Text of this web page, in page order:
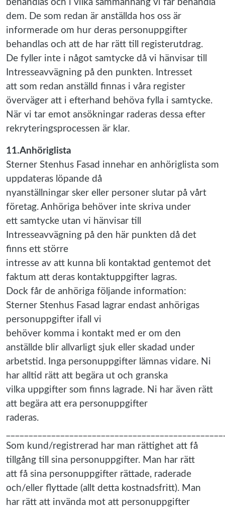
behandlas och i vilka sammanhang vi får behandla
dem. De som redan är anställda hos oss är
informerade om hur deras personuppgifter
behandlas och att de har rätt till registerutdrag.
De fyller inte i något samtycke då vi hänvisar till
Intresseavvägning på den punkten. Intresset
att som redan anställd finnas i våra register
överväger att i efterhand behöva fylla i samtycke.
När vi tar emot ansökningar raderas dessa efter
rekryteringsprocessen är klar.
11.Anhöriglista
Sterner Stenhus Fasad innehar en anhöriglista som
uppdateras löpande då
nyanställningar sker eller personer slutar på vårt
företag. Anhöriga behöver inte skriva under
ett samtycke utan vi hänvisar till
Intresseavvägning på den här punkten då det
finns ett större
intresse av att kunna bli kontaktad gentemot det
faktum att deras kontaktuppgifter lagras.
Dock får de anhöriga följande information:
Sterner Stenhus Fasad lagrar endast anhörigas
personuppgifter ifall vi
behöver komma i kontakt med er om den
anställde blir allvarligt sjuk eller skadad under
arbetstid. Inga personuppgifter lämnas vidare. Ni
har alltid rätt att begära ut och granska
vilka uppgifter som finns lagrade. Ni har även rätt
att begära att era personuppgifter
raderas.
Som kund/registrerad har man rättighet att få
tillgång till sina personuppgifter. Man har rätt
att få sina personuppgifter rättade, raderade
och/eller flyttade (allt detta kostnadsfritt). Man
har rätt att invända mot att personuppgifter